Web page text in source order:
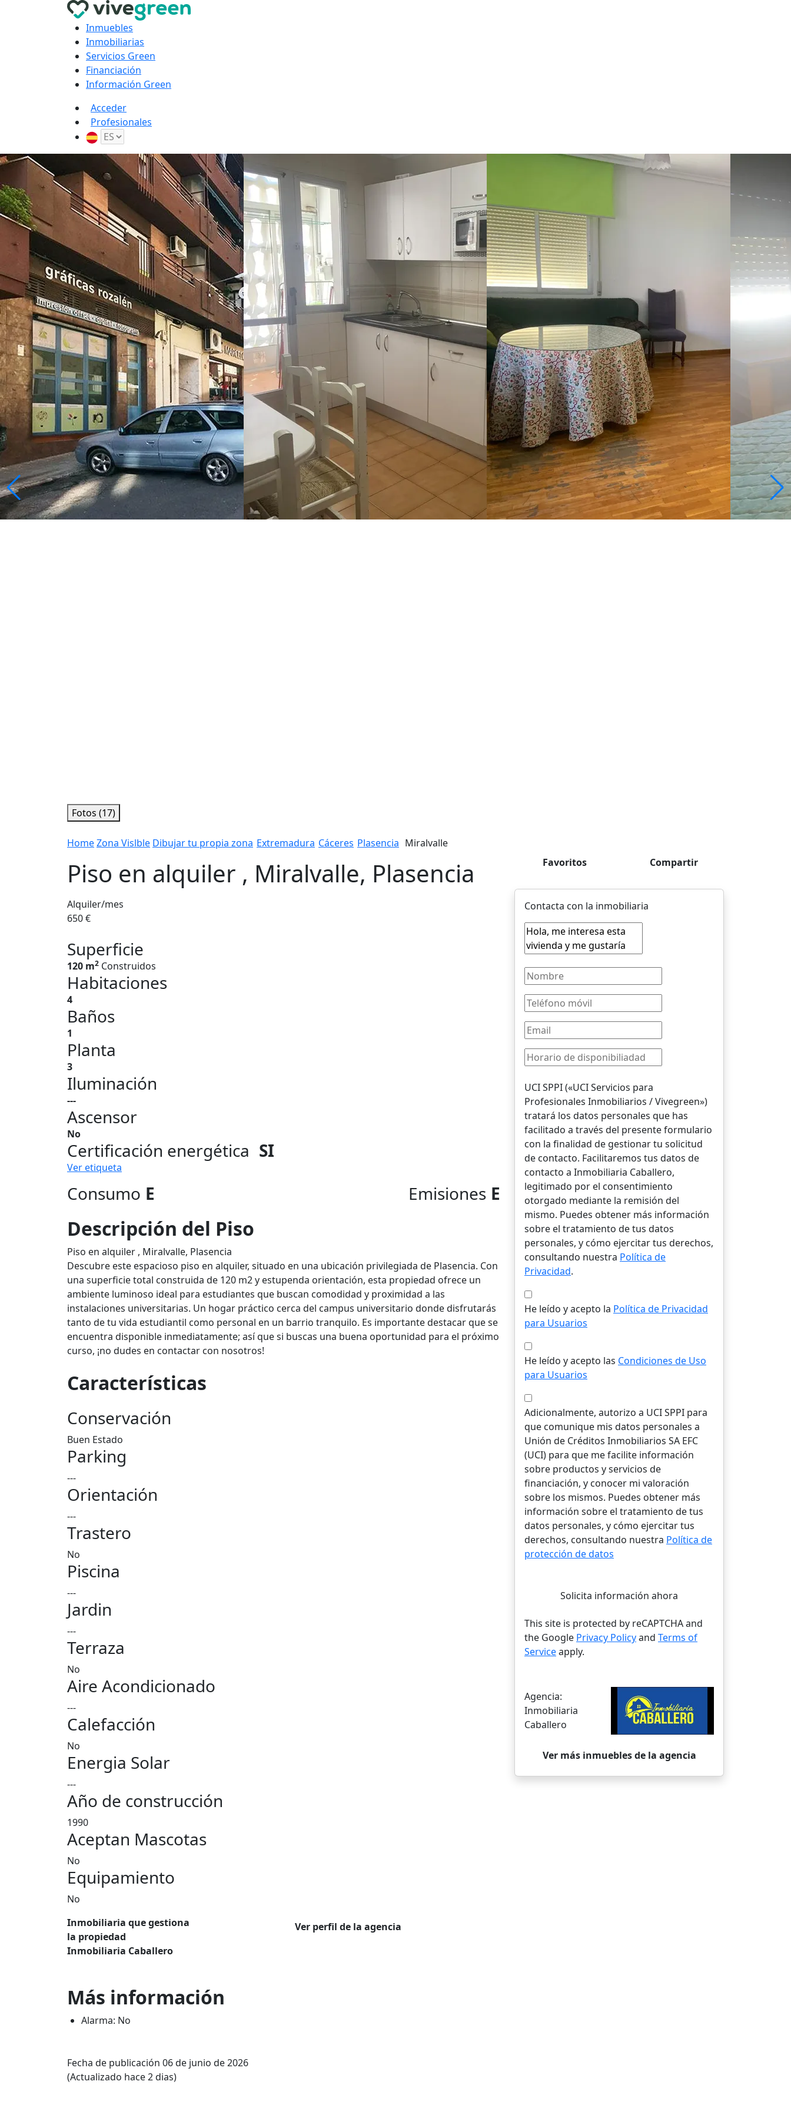
Inmuebles
Inmobiliarias
Servicios Green
Financiación
Información Green
Acceder
Profesionales
Fotos (17)
HomeZona Vislble Dibujar tu propia zona Extremadura Cáceres Plasencia Miralvalle
Piso en alquiler , Miralvalle, Plasencia
Alquiler/mes
650 €
Superficie
120 m2 Construidos
Habitaciones
4
Baños
1
Planta
3
Iluminación
---
Ascensor
No
Certificación energética SI
Ver etiqueta
Consumo E Emisiones E
Descripción del Piso
Piso en alquiler , Miralvalle, Plasencia
Descubre este espacioso piso en alquiler, situado en una ubicación privilegiada de Plasencia. Con
una superficie total construida de 120 m2 y estupenda orientación, esta propiedad ofrece un
ambiente luminoso ideal para estudiantes que buscan comodidad y proximidad a las
instalaciones universitarias. Un hogar práctico cerca del campus universitario donde disfrutarás
tanto de tu vida estudiantil como personal en un barrio tranquilo. Es importante destacar que se
encuentra disponible inmediatamente; así que si buscas una buena oportunidad para el próximo
curso, ¡no dudes en contactar con nosotros!
Características
Conservación
Buen Estado
Parking
---
Orientación
---
Trastero
No
Piscina
---
Jardin
---
Terraza
No
Aire Acondicionado
---
Calefacción
No
Energia Solar
---
Año de construcción
1990
Aceptan Mascotas
No
Equipamiento
No
Inmobiliaria que gestiona
la propiedad
Inmobiliaria Caballero
Ver perfil de la agencia
Más información
Alarma: No
Fecha de publicación 06 de junio de 2026
(Actualizado hace 2 dias)
Favoritos Compartir
Contacta con la inmobiliaria
UCI SPPI («UCI Servicios para
Profesionales Inmobiliarios / Vivegreen»)
tratará los datos personales que has
facilitado a través del presente formulario
con la finalidad de gestionar tu solicitud
de contacto. Facilitaremos tus datos de
contacto a Inmobiliaria Caballero,
legitimado por el consentimiento
otorgado mediante la remisión del
mismo. Puedes obtener más información
sobre el tratamiento de tus datos
personales, y cómo ejercitar tus derechos,
consultando nuestra Política de
Privacidad.
He leído y acepto la Política de Privacidad
para Usuarios
He leído y acepto las Condiciones de Uso
para Usuarios
Adicionalmente, autorizo a UCI SPPI para
que comunique mis datos personales a
Unión de Créditos Inmobiliarios SA EFC
(UCI) para que me facilite información
sobre productos y servicios de
financiación, y conocer mi valoración
sobre los mismos. Puedes obtener más
información sobre el tratamiento de tus
datos personales, y cómo ejercitar tus
derechos, consultando nuestra Política de
protección de datos
Solicita información ahora
This site is protected by reCAPTCHA and
the Google Privacy Policyand Terms of
Serviceapply.
Agencia:
Inmobiliaria
Caballero
Ver más inmuebles de la agencia